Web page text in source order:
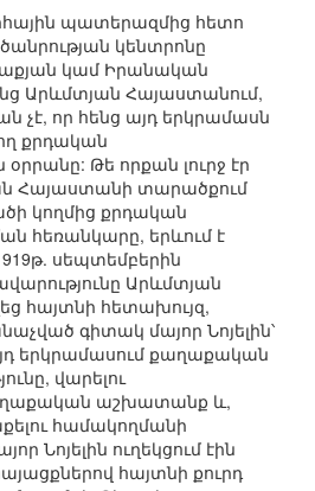
պատերազմից հետո
կենտրոնը
կամ Իրանական
Արևմտյան Հայաստանում,
որ հենց այդ երկրամասն
քրդական
Թե որքան լուրջ էր
Հայաստանի տարածքում
կողմից քրդական
հեռանկարը, երևում է
սեպտեմբերին
Արևմտյան
հայտնի հետախույզ,
գիտակ մայոր Նոյելին՝
երկրամասում քաղաքական
վարելու
աշխատանք և,
համակողմանի
Նոյելին ուղեկցում էին
հայտնի քուրդ